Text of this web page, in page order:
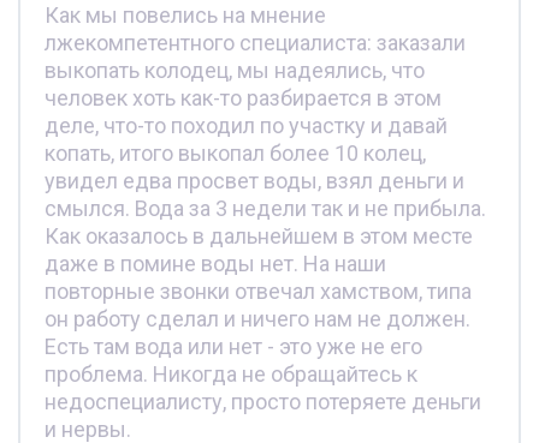
Как мы повелись на мнение
лжекомпетентного специалиста: заказали
выкопать колодец, мы надеялись, что
человек хоть как-то разбирается в этом
деле, что-то походил по участку и давай
копать, итого выкопал более 10 колец,
увидел едва просвет воды, взял деньги и
смылся. Вода за 3 недели так и не прибыла.
Как оказалось в дальнейшем в этом месте
даже в помине воды нет. На наши
повторные звонки отвечал хамством, типа
он работу сделал и ничего нам не должен.
Есть там вода или нет - это уже не его
проблема. Никогда не обращайтесь к
недоспециалисту, просто потеряете деньги
и нервы.